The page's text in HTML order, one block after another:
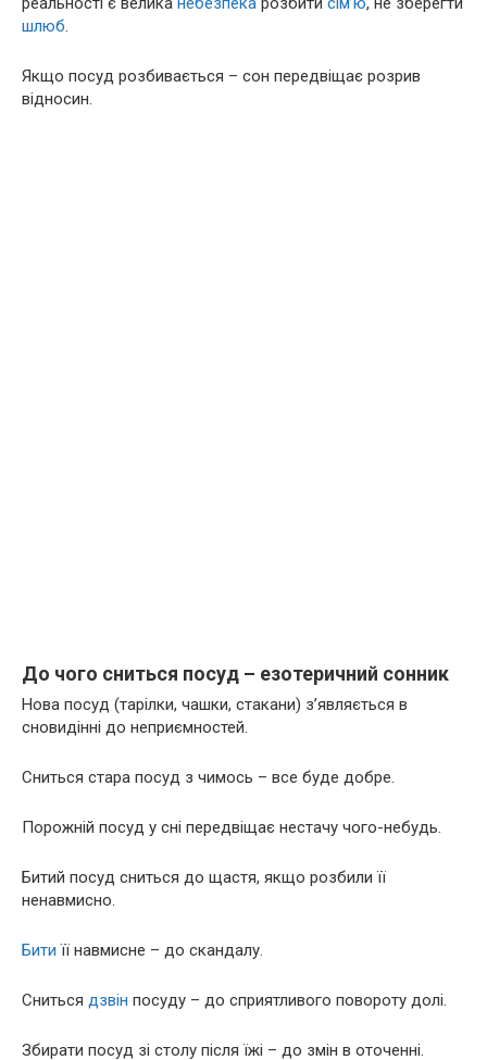
шлюб.
Якщо посуд розбивається – сон передвіщає розрив
відносин.
До чого сниться посуд – езотеричний сонник
Нова посуд (тарілки, чашки, стакани) з’являється в
сновидінні до неприємностей.
Сниться стара посуд з чимось – все буде добре.
Порожній посуд у сні передвіщає нестачу чого-небудь.
Битий посуд сниться до щастя, якщо розбили її
ненавмисно.
Бити її навмисне – до скандалу.
Сниться дзвін посуду – до сприятливого повороту долі.
Збирати посуд зі столу після їжі – до змін в оточенні.